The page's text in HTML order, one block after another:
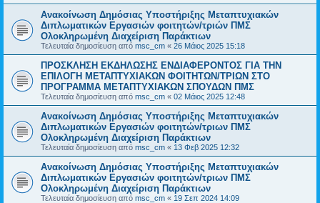
Ανακοίνωση Δημόσιας Υποστήριξης Μεταπτυχιακών
Διπλωματικών Εργασιών φοιτητών/τριών ΠΜΣ
Ολοκληρωμένη Διαχείριση Παράκτιων
Τελευταία δημοσίευση από msc_cm « 26 Μάιος 2025 15:18
ΠΡΟΣΚΛΗΣΗ ΕΚΔΗΛΩΣΗΣ ΕΝΔΙΑΦΕΡΟΝΤΟΣ ΓΙΑ ΤΗΝ
ΕΠΙΛΟΓΗ ΜΕΤΑΠΤΥΧΙΑΚΩΝ ΦΟΙΤΗΤΩΝ/ΤΡΙΩΝ ΣΤΟ
ΠΡΟΓΡΑΜΜΑ ΜΕΤΑΠΤΥΧΙΑΚΩΝ ΣΠΟΥΔΩΝ ΠΜΣ
Τελευταία δημοσίευση από msc_cm « 02 Μάιος 2025 12:48
Ανακοίνωση Δημόσιας Υποστήριξης Μεταπτυχιακών
Διπλωματικών Εργασιών φοιτητών/τριων ΠΜΣ
Ολοκληρωμένη Διαχείριση Παράκτιων
Τελευταία δημοσίευση από msc_cm « 13 Φεβ 2025 12:32
Ανακοίνωση Δημόσιας Υποστήριξης Μεταπτυχιακών
Διπλωματικών Εργασιών φοιτητών/τριων ΠΜΣ
Ολοκληρωμένη Διαχείριση Παράκτιων
Τελευταία δημοσίευση από msc_cm « 19 Σεπ 2024 14:09